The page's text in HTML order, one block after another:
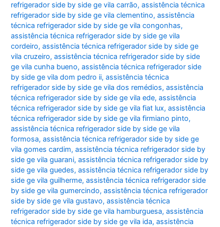
refrigerador side by side ge vila carrão,assistência técnica
refrigerador side by side ge vila clementino,assistência
técnica refrigerador side by side ge vila congonhas,
assistência técnica refrigerador side by side ge vila
cordeiro,assistência técnica refrigerador side by side ge
vila cruzeiro,assistência técnica refrigerador side by side
ge vila cunha bueno,assistência técnica refrigerador side
by side ge vila dom pedro ii,assistência técnica
refrigerador side by side ge vila dos remédios,assistência
técnica refrigerador side by side ge vila ede,assistência
técnica refrigerador side by side ge vila fiat lux,assistência
técnica refrigerador side by side ge vila firmiano pinto,
assistência técnica refrigerador side by side ge vila
formosa,assistência técnica refrigerador side by side ge
vila gomes cardim,assistência técnica refrigerador side by
side ge vila guarani,assistência técnica refrigerador side by
side ge vila guedes,assistência técnica refrigerador side by
side ge vila guilherme,assistência técnica refrigerador side
by side ge vila gumercindo,assistência técnica refrigerador
side by side ge vila gustavo,assistência técnica
refrigerador side by side ge vila hamburguesa,assistência
técnica refrigerador side by side ge vila ida,assistência